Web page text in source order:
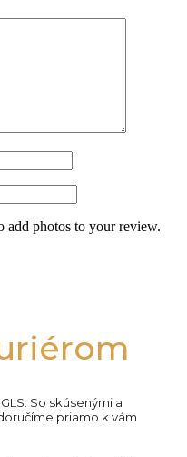
add photos to your review.
So skúsenými a
priamo k vám